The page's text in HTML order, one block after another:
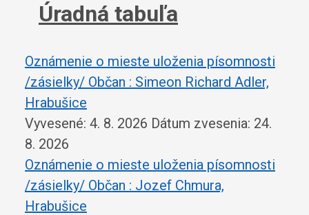
Úradná tabuľa
Oznámenie o mieste uloženia písomnosti
/zásielky/ Občan : Simeon Richard Adler,
Hrabušice
Vyvesené: 4. 8. 2026 Dátum zvesenia: 24.
8. 2026
Oznámenie o mieste uloženia písomnosti
/zásielky/ Občan : Jozef Chmura,
Hrabušice